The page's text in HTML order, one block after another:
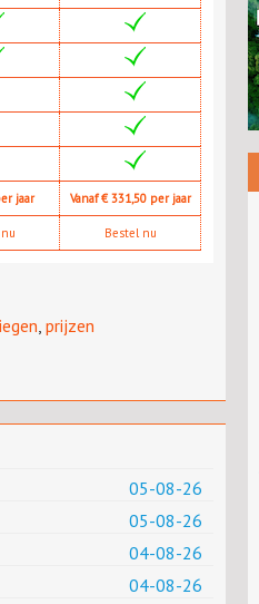
jaar Vanaf € 331,50 per jaar
Bestel nu
prijzen
05-08-26
05-08-26
04-08-26
04-08-26